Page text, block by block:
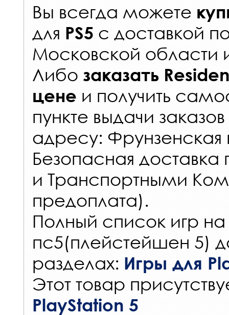
Вы всегда можете
для PS5 с доставкой
Московской области
Либо заказать
цене и получить
пункте выдачи заказов
адресу: Фрунзенская
Безопасная
и Транспортными
предоплата).
Полный список игр на
пс5(плейстейшен 5)
разделах: Игры для
Этот товар
PlayStation 5